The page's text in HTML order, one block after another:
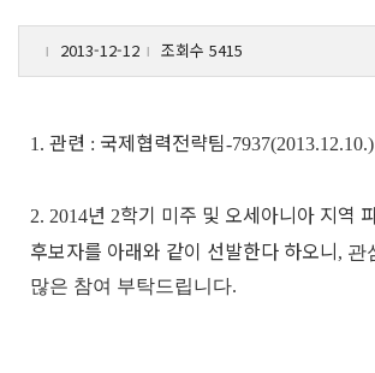
l 2013-12-12 l 조회수 5415
1. 관련 : 국제협력전략팀-7937(2013.12.10.)
2. 2014년 2학기 미주 및 오세아니아 지역
후보자를 아래와 같이 선발한다 하오니, 관
많은 참여 부탁드립니다.